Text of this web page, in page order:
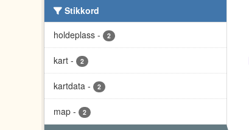
Stikkord
holdeplass - 2
kart - 2
kartdata - 2
map - 2